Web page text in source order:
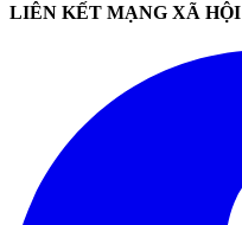
LIÊN KẾT MẠNG XÃ HỘI